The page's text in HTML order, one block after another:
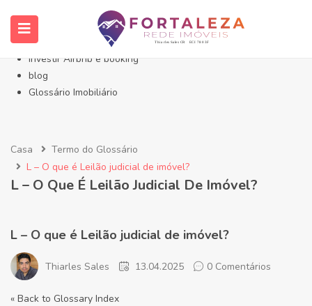
Início- Imóveis Fortaleza Eusébio
Imóveis em Fortaleza
Imóveis no Eusébio
Investir Airbnb e booking
blog
Glossário Imobiliário
Casa
Termo do Glossário
L – O que é Leilão judicial de imóvel?
L – O Que É Leilão Judicial De Imóvel?
L – O que é Leilão judicial de imóvel?
Thiarles Sales 13.04.2025 0 Comentários
« Back to Glossary Index